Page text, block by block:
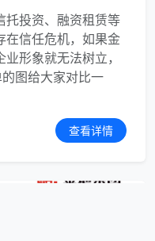
托投资、融资租赁等
在信任危机，如果金
形象就无法树立，
图给大家对比一
查看详情